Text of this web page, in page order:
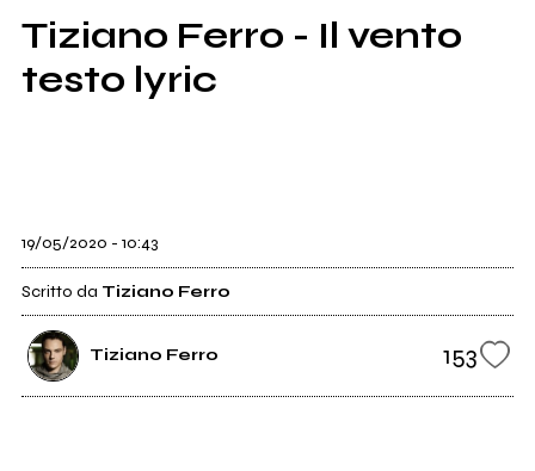
SHOP
RADIO
Tiziano Ferro - Il vento
testo lyric
19/05/2020 - 10:43
Scritto da Tiziano Ferro
Tiziano Ferro 153